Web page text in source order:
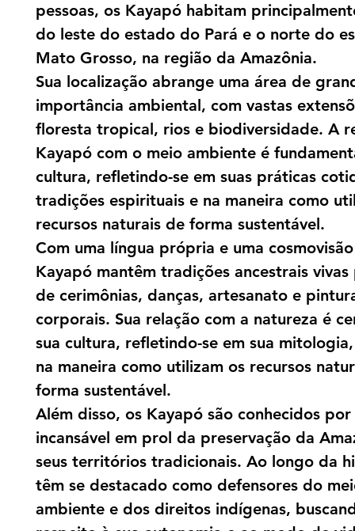
pessoas, os Kayapó habitam
do leste do estado do Pará e o norte do
Mato Grosso, na região da Amazônia.
Sua localização abrange uma área de
importância ambiental, com vastas
floresta tropical, rios e biodiversidade. A
Kayapó com o meio ambiente é
cultura, refletindo-se em suas práticas
tradições espirituais e na maneira como
recursos naturais de forma sustentável.
Com uma língua própria e uma
Kayapó mantêm tradições ancestrais
de cerimônias, danças, artesanato e
corporais. Sua relação com a natureza é
sua cultura, refletindo-se em sua
na maneira como utilizam os recursos
forma sustentável.
Além disso, os Kayapó são conhecidos
incansável em prol da preservação da
seus territórios tradicionais. Ao longo da
têm se destacado como defensores do
ambiente e dos direitos indígenas,